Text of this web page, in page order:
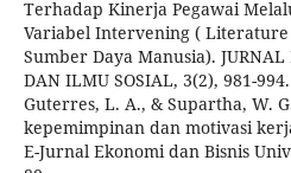
Terhadap Kinerja Pegawai
Variabel Intervening (
Sumber Daya Manusia).
DAN ILMU SOSIAL, 3(2), 981-994.
Guterres, L. A., & Supartha, W.
kepemimpinan dan motivasi
E-Jurnal Ekonomi dan Bisnis